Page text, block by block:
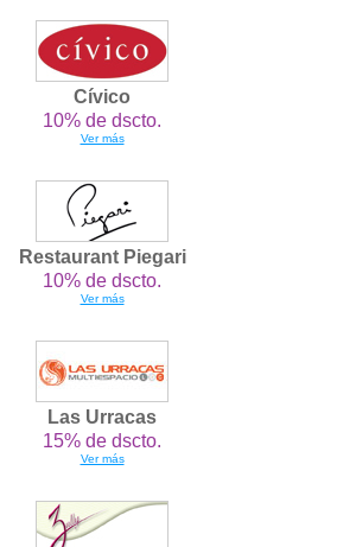
Cívico
10% de dscto.
Ver más
Restaurant Piegari
10% de dscto.
Ver más
Las Urracas
15% de dscto.
Ver más